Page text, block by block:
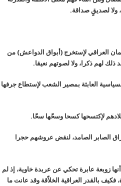
ولا لصديقٍ صداقة.
العراقي لإستخرج (أبواق الدواعش) من
لهم ذكرا، ولا لصوتهم نعيقا.
العابثة بمصير الشعب لإستطاع جرفها
لإكتسحها كسحا وسحّها سحّا.
الصابر الصامد، لنقض عروشهم حجرا
زوبعة عابرة تحكي عن عربدة خاوية، إذ لم
بالقدر العراقية الخلاّقة وقد عانت ما